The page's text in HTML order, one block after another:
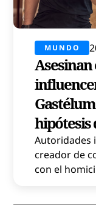
MUNDO
hipótesis
Autoridades
creador de
con el homici